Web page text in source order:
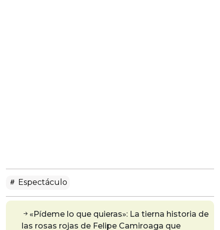
Espectáculo
«Pídeme lo que quieras»: La tierna historia de
las rosas rojas de Felipe Camiroaga que